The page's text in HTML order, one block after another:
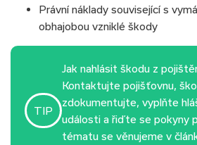
Právní náklady související s
obhajobou vzniklé škody
TIP
Jak nahlásit škodu z
Kontaktujte pojišťovnu,
zdokumentujte, vyplňte
události a řiďte se pokyny
tématu se věnujeme v